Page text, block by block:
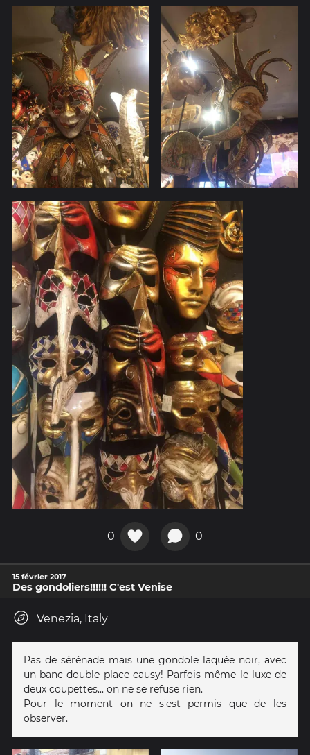
0 0
15 février 2017
Des gondoliers!!!!!! C'est Venise
Venezia, Italy
Pas de sérénade mais une gondole laquée noir, avec
un banc double place causy! Parfois même le luxe de
deux coupettes... on ne se refuse rien.
Pour le moment on ne s'est permis que de les
observer.